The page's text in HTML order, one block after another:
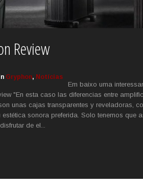
Review
Gryphon, Notícias
Em baixo uma
"En esta caso las diferencias entre
unas cajas transparentes y reveladoras,
estética sonora preferida. Solo tenemos que
de el...